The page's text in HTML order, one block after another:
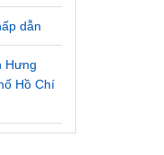
dẫn
Hưng
Hồ Chí